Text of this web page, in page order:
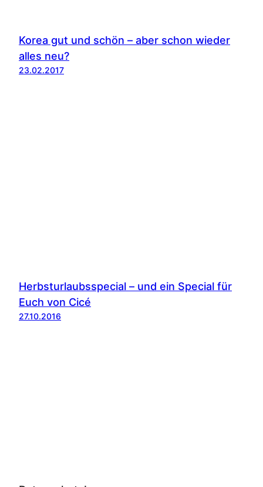
Korea gut und schön – aber schon wieder
alles neu?
23.02.2017
Herbsturlaubsspecial – und ein Special für
Euch von Cicé
27.10.2016